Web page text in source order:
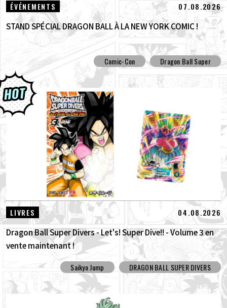
ÉVÉNEMENTS 07.08.2026
STAND SPÉCIAL DRAGON BALL À LA NEW YORK COMIC !
Comic-Con Dragon Ball Super
LIVRES 04.08.2026
Dragon Ball Super Divers - Let's! Super Dive!! - Volume 3 en
vente maintenant !
Saikyo Jump DRAGON BALL SUPER DIVERS